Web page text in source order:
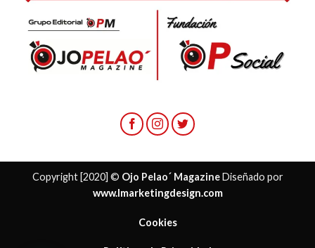
Copyright [2020] © Ojo Pelao´ MagazineDiseñado por
www.lmarketingdesign.com
Cookies